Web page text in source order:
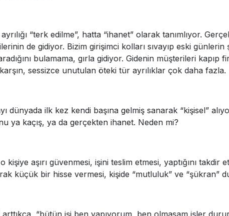
“terk edilme”, hatta “ihanet” olarak tanımlıyor.
de gidiyor. Bizim girişimci kolları sıvayıp eski
bulamama, gırla gidiyor. Gidenin müşterileri
sessizce unutulan öteki tür ayrılıklar çok daha fazla.
dünyada ilk kez kendi başına gelmiş sanarak “kişisel”
ya kaçış, ya da gerçekten ihanet. Neden mi?
kişiye aşırı güvenmesi, işini teslim etmesi, yaptığını
küçük bir hisse vermesi, kişide “mutluluk” ve “şükran”
arttıkça, “bütün işi ben yapıyorum, ben olmasam işler